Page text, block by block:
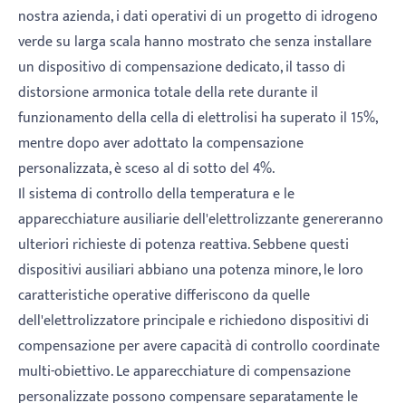
nostra azienda, i dati operativi di un progetto di idrogeno
verde su larga scala hanno mostrato che senza installare
un dispositivo di compensazione dedicato, il tasso di
distorsione armonica totale della rete durante il
funzionamento della cella di elettrolisi ha superato il 15%,
mentre dopo aver adottato la compensazione
personalizzata, è sceso al di sotto del 4%.
Il sistema di controllo della temperatura e le
apparecchiature ausiliarie dell'elettrolizzante genereranno
ulteriori richieste di potenza reattiva. Sebbene questi
dispositivi ausiliari abbiano una potenza minore, le loro
caratteristiche operative differiscono da quelle
dell'elettrolizzatore principale e richiedono dispositivi di
compensazione per avere capacità di controllo coordinate
multi-obiettivo. Le apparecchiature di compensazione
personalizzate possono compensare separatamente le